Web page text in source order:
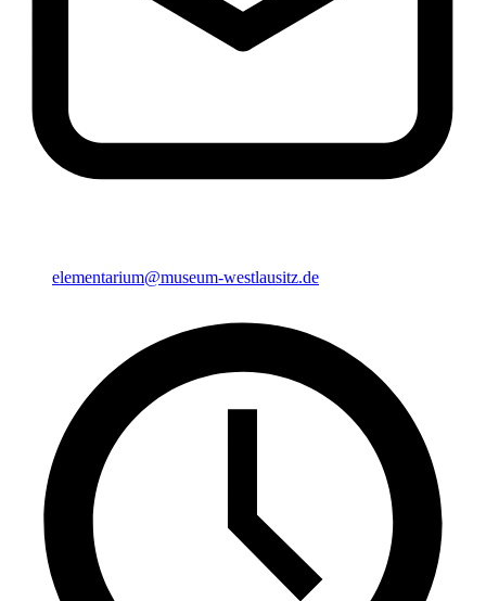
elementarium@museum-westlausitz.de